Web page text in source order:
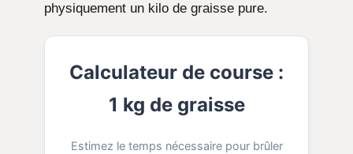
physiquement un kilo de graisse pure.
Calculateur de course :
1 kg de graisse
Estimez le temps nécessaire pour brûler